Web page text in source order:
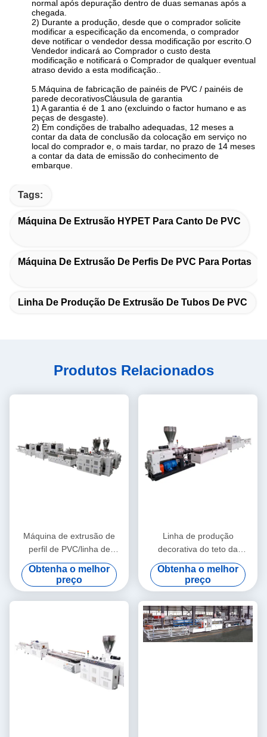
normal após depuração dentro de duas semanas após a
chegada.
2) Durante a produção, desde que o comprador solicite
modificar a especificação da encomenda, o comprador
deve notificar o vendedor dessa modificação por escrito.O
Vendedor indicará ao Comprador o custo desta
modificação e notificará o Comprador de qualquer eventual
atraso devido a esta modificação..
5.Máquina de fabricação de painéis de PVC / painéis de
parede decorativosCláusula de garantia
1) A garantia é de 1 ano (excluindo o factor humano e as
peças de desgaste).
2) Em condições de trabalho adequadas, 12 meses a
contar da data de conclusão da colocação em serviço no
local do comprador e, o mais tardar, no prazo de 14 meses
a contar da data de emissão do conhecimento de
embarque.
Tags:
Máquina De Extrusão HYPET Para Canto De PVC
Máquina De Extrusão De Perfis De PVC Para Portas
Linha De Produção De Extrusão De Tubos De PVC
Produtos Relacionados
Máquina de extrusão de
perfil de PVC/linha de
extrusão de perfil de PVC
Obtenha o melhor
preço
Linha de produção
decorativa do teto da
máquina da extrusão do
perfil de WPC/WPC
Obtenha o melhor
preço